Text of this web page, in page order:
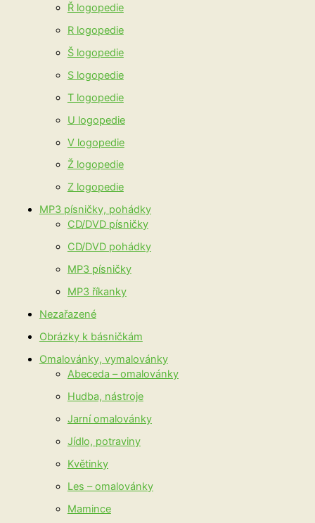
Ř logopedie
R logopedie
Š logopedie
S logopedie
T logopedie
U logopedie
V logopedie
Ž logopedie
Z logopedie
MP3 písničky, pohádky
CD/DVD písničky
CD/DVD pohádky
MP3 písničky
MP3 říkanky
Nezařazené
Obrázky k básničkám
Omalovánky, vymalovánky
Abeceda – omalovánky
Hudba, nástroje
Jarní omalovánky
Jídlo, potraviny
Květinky
Les – omalovánky
Mamince